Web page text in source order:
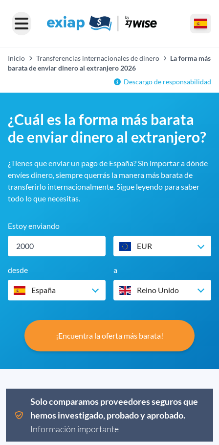
Inicio Transferencias internacionales de dinero
La forma más
barata de enviar dinero al extranjero 2026
Descargo de responsabilidad
¿Cuál es la forma más barata
de enviar dinero al extranjero?
¿Tienes que enviar un pago de España? Sin importar a dónde
envíes dinero, siempre querrás la manera más barata de
transferirlo internacionalmente. Sigue leyendo para saber
todo lo que necesitas.
Estoy enviando
EUR
desde
España
a
Reino Unido
¡Encuentra la oferta más barata!
Solo comparamos proveedores seguros que
hemos investigado, probado y aprobado.
Información importante